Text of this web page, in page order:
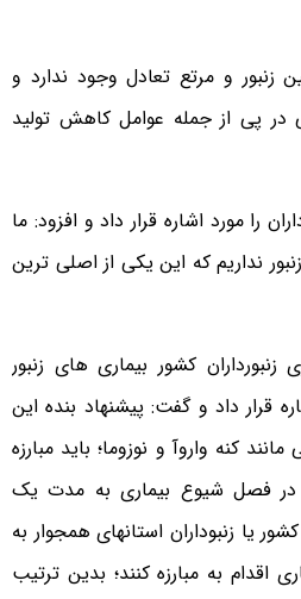
و مرتع تعادل وجود ندارد و
پی از جمله عوامل کاهش تولید
را مورد اشاره قرار داد و افزود: ما
نداریم که این یکی از اصلی ترین
کشور بیماری های زنبور
قرار داد و گفت: پیشنهاد بنده این
کنه واروآ و نوزوما؛ باید مبارزه
در فصل شیوع بیماری به مدت یک
کشور یا زنبوداران استانهای همجوار به
اقدام به مبارزه کنند؛ بدین ترتیب